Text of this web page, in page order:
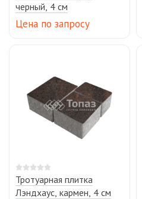
черный, 4 см
Цена по запросу
Тротуарная плитка
Лэндхаус, кармен, 4 см